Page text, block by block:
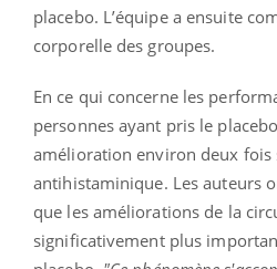
placebo. L’équipe a ensuite
corporelle des groupes.
En ce qui concerne les
personnes ayant pris le
amélioration environ deux fois
antihistaminique. Les auteurs
que les améliorations de la
significativement plus